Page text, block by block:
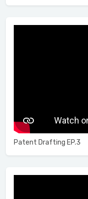
Patent Drafting EP.3